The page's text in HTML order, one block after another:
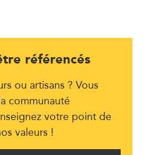
référencés
ou artisans ? Vous
communauté
votre point de
valeurs !